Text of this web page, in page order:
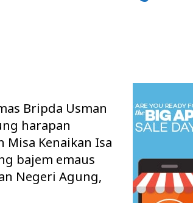
Bripda Usman
harapan
Misa Kenaikan Isa
bajem emaus
Negeri Agung,